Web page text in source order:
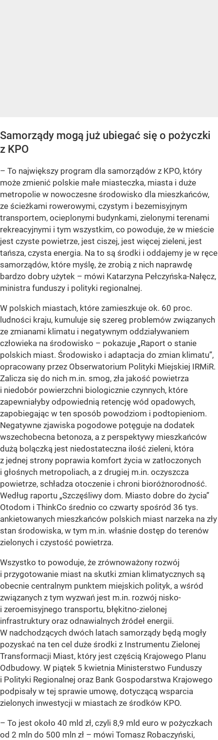
Samorządy mogą już ubiegać się o pożyczki
z KPO
– To największy program dla samorządów z KPO, który
może zmienić polskie małe miasteczka, miasta i duże
metropolie w nowoczesne środowisko dla mieszkańców,
ze ścieżkami rowerowymi, czystym i bezemisyjnym
transportem, ocieplonymi budynkami, zielonymi terenami
rekreacyjnymi i tym wszystkim, co powoduje, że w mieście
jest czyste powietrze, jest ciszej, jest więcej zieleni, jest
tańsza, czysta energia. Na to są środki i oddajemy je w ręce
samorządów, które myślę, że zrobią z nich naprawdę
bardzo dobry użytek – mówi Katarzyna Pełczyńska-Nałęcz,
ministra funduszy i polityki regionalnej.
W polskich miastach, które zamieszkuje ok. 60 proc.
ludności kraju, kumuluje się szereg problemów związanych
ze zmianami klimatu i negatywnym oddziaływaniem
człowieka na środowisko – pokazuje „Raport o stanie
polskich miast. Środowisko i adaptacja do zmian klimatu”,
opracowany przez Obserwatorium Polityki Miejskiej IRMiR.
Zalicza się do nich m.in. smog, zła jakość powietrza
i niedobór powierzchni biologicznie czynnych, które
zapewniałyby odpowiednią retencję wód opadowych,
zapobiegając w ten sposób powodziom i podtopieniom.
Negatywne zjawiska pogodowe potęguje na dodatek
wszechobecna betonoza, a z perspektywy mieszkańców
dużą bolączką jest niedostateczna ilość zieleni, która
z jednej strony poprawia komfort życia w zatłoczonych
i głośnych metropoliach, a z drugiej m.in. oczyszcza
powietrze, schładza otoczenie i chroni bioróżnorodność.
Według raportu „Szczęśliwy dom. Miasto dobre do życia”
Otodom i ThinkCo średnio co czwarty spośród 36 tys.
ankietowanych mieszkańców polskich miast narzeka na zły
stan środowiska, w tym m.in. właśnie dostęp do terenów
zielonych i czystość powietrza.
Wszystko to powoduje, że zrównoważony rozwój
i przygotowanie miast na skutki zmian klimatycznych są
obecnie centralnym punktem miejskich polityk, a wśród
związanych z tym wyzwań jest m.in. rozwój nisko-
i zeroemisyjnego transportu, błękitno-zielonej
infrastruktury oraz odnawialnych źródeł energii.
W nadchodzących dwóch latach samorządy będą mogły
pozyskać na ten cel duże środki z Instrumentu Zielonej
Transformacji Miast, który jest częścią Krajowego Planu
Odbudowy. W piątek 5 kwietnia Ministerstwo Funduszy
i Polityki Regionalnej oraz Bank Gospodarstwa Krajowego
podpisały w tej sprawie umowę, dotyczącą wsparcia
zielonych inwestycji w miastach ze środków KPO.
– To jest około 40 mld zł, czyli 8,9 mld euro w pożyczkach
od 2 mln do 500 mln zł – mówi Tomasz Robaczyński,